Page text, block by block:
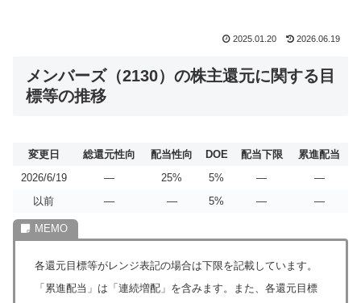
2025.01.20 2026.06.19
メンバーズ（2130）の株主還元に関する目
標等の推移
変更日 総還元性向 配当性向 DOE 配当下限
累進配当
2026/6/19
― 25% 5% ―
―
以前
― ― 5% ― ―
各還元目標等がレンジ表記の場合は下限を記載しています。
「累進配当」は「連続増配」を含みます。また、各還元目標